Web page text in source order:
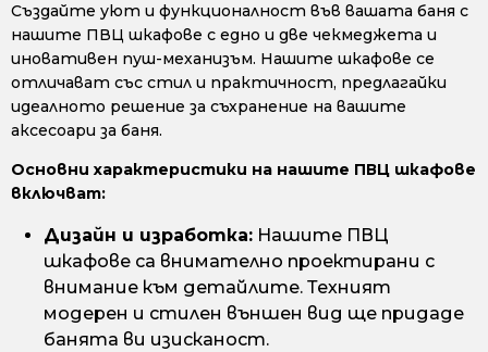
Създайте уют и функционалност във вашата баня с
нашите ПВЦ шкафове с едно и две чекмеджета и
иновативен пуш-механизъм. Нашите шкафове се
отличават със стил и практичност, предлагайки
идеалното решение за съхранение на вашите
аксесоари за баня.
Основни характеристики на нашите ПВЦ шкафове
включват:
Дизайн и изработка: Нашите ПВЦ
шкафове са внимателно проектирани с
внимание към детайлите. Техният
модерен и стилен външен вид ще придаде
банята ви изисканост.